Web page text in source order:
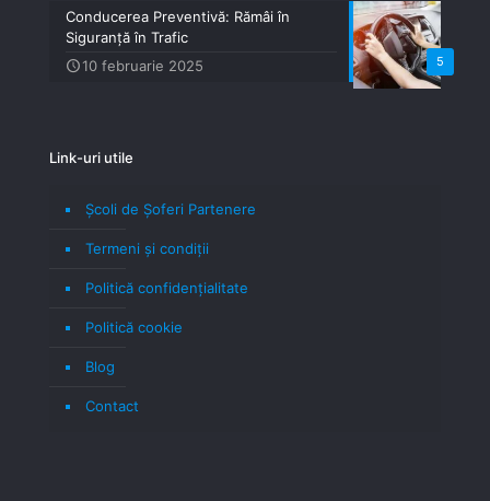
5
Conducerea Preventivă: Rămâi în
Siguranță în Trafic
10 februarie 2025
Link-uri utile
Școli de Șoferi Partenere
Termeni şi condiţii
Politică confidenţialitate
Politică cookie
Blog
Contact